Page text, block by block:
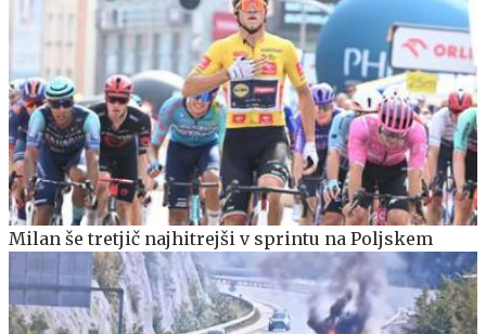
Milan še tretjič najhitrejši v sprintu na Poljskem